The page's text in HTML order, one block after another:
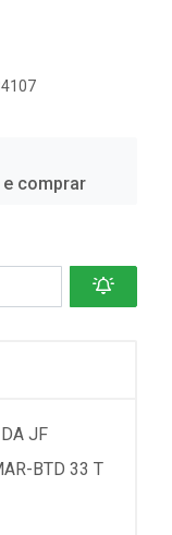
comprar
JF
BTD 33 T